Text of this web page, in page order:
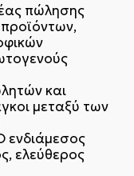
πώλησης
προϊόντων,
και
μεταξύ των
ενδιάμεσος
ελεύθερος